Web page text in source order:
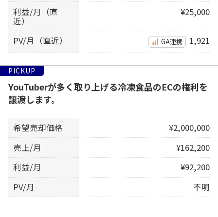
利益/月（直
近）
¥25,000
PV/月（直近） GA連携 1,921
PICKUP
YouTuberが多く取り上げる冷凍食品のECの権利を
譲渡します。
希望売却価格
¥2,000,000
売上/月
¥162,200
利益/月
¥92,200
PV/月
不明